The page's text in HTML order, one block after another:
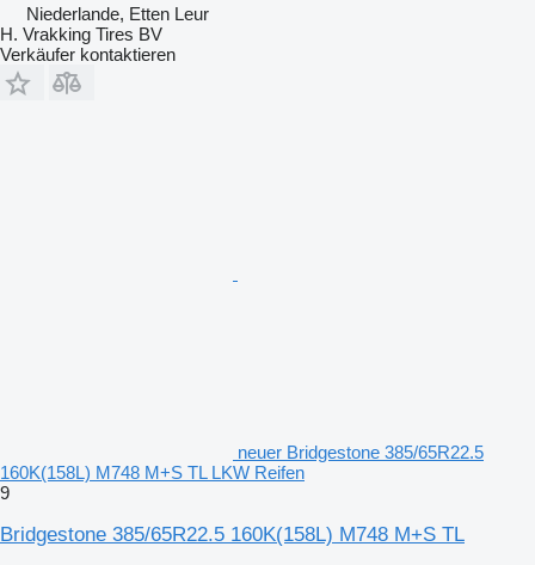
Niederlande, Etten Leur
H. Vrakking Tires BV
Verkäufer kontaktieren
neuer Bridgestone 385/65R22.5
160K(158L) M748 M+S TL LKW Reifen
9
Bridgestone 385/65R22.5 160K(158L) M748 M+S TL